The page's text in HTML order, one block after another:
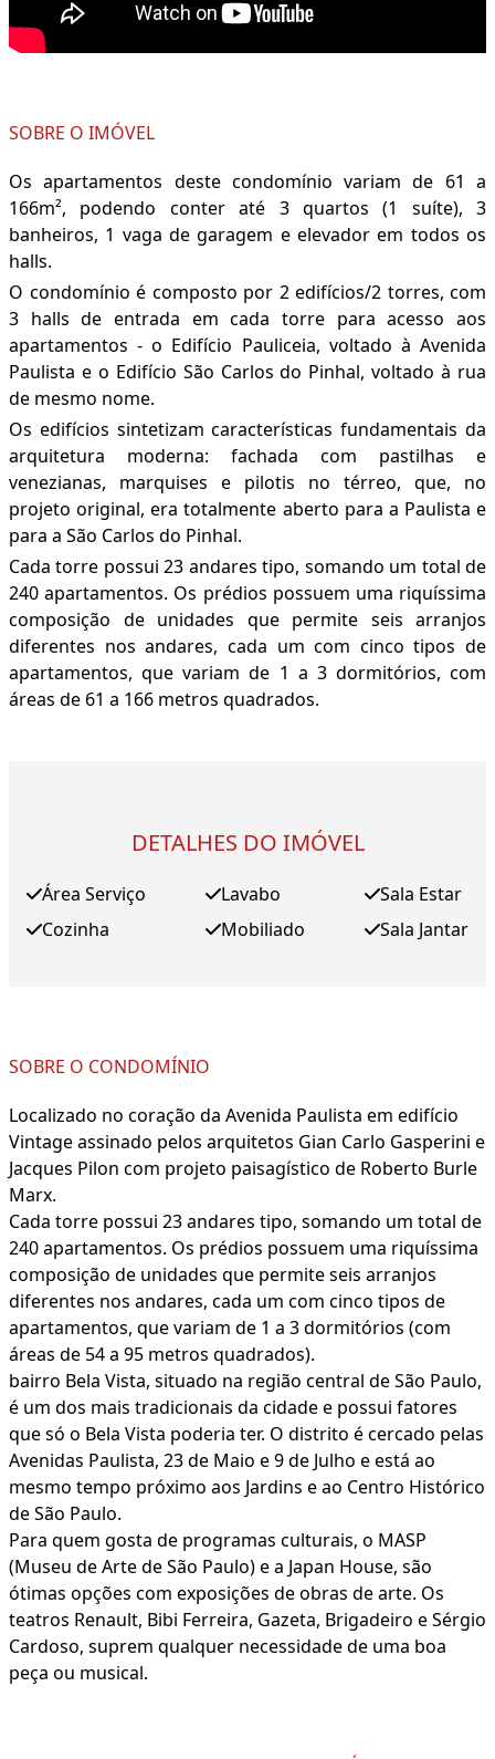
SOBRE O IMÓVEL
Os apartamentos deste condomínio variam de 61 a
166m², podendo conter até 3 quartos (1 suíte), 3
banheiros, 1 vaga de garagem e elevador em todos os
halls.
O condomínio é composto por 2 edifícios/2 torres, com
3 halls de entrada em cada torre para acesso aos
apartamentos - o Edifício Pauliceia, voltado à Avenida
Paulista e o Edifício São Carlos do Pinhal, voltado à rua
de mesmo nome.
Os edifícios sintetizam características fundamentais da
arquitetura moderna: fachada com pastilhas e
venezianas, marquises e pilotis no térreo, que, no
projeto original, era totalmente aberto para a Paulista e
para a São Carlos do Pinhal.
Cada torre possui 23 andares tipo, somando um total de
240 apartamentos. Os prédios possuem uma riquíssima
composição de unidades que permite seis arranjos
diferentes nos andares, cada um com cinco tipos de
apartamentos, que variam de 1 a 3 dormitórios, com
áreas de 61 a 166 metros quadrados.
DETALHES DO IMÓVEL
Área Serviço
Cozinha
Lavabo
Mobiliado
Sala Estar
Sala Jantar
SOBRE O CONDOMÍNIO
Localizado no coração da Avenida Paulista em edifício
Vintage assinado pelos arquitetos Gian Carlo Gasperini e
Jacques Pilon com projeto paisagístico de Roberto Burle
Marx.
Cada torre possui 23 andares tipo, somando um total de
240 apartamentos. Os prédios possuem uma riquíssima
composição de unidades que permite seis arranjos
diferentes nos andares, cada um com cinco tipos de
apartamentos, que variam de 1 a 3 dormitórios (com
áreas de 54 a 95 metros quadrados).
bairro Bela Vista, situado na região central de São Paulo,
é um dos mais tradicionais da cidade e possui fatores
que só o Bela Vista poderia ter. O distrito é cercado pelas
Avenidas Paulista, 23 de Maio e 9 de Julho e está ao
mesmo tempo próximo aos Jardins e ao Centro Histórico
de São Paulo.
Para quem gosta de programas culturais, o MASP
(Museu de Arte de São Paulo) e a Japan House, são
ótimas opções com exposições de obras de arte. Os
teatros Renault, Bibi Ferreira, Gazeta, Brigadeiro e Sérgio
Cardoso, suprem qualquer necessidade de uma boa
peça ou musical.